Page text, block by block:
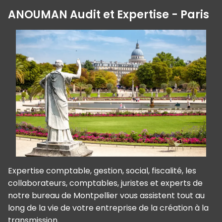
ANOUMAN Audit et Expertise - Paris
Expertise comptable, gestion, social, fiscalité, les
collaborateurs, comptables, juristes et experts de
notre bureau de Montpellier vous assistent tout au
long de la vie de votre entreprise de la création à la